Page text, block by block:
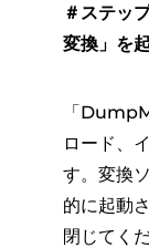
＃ステッ
変換」を
「
ロード、
す。変換
的に起動
閉じてく